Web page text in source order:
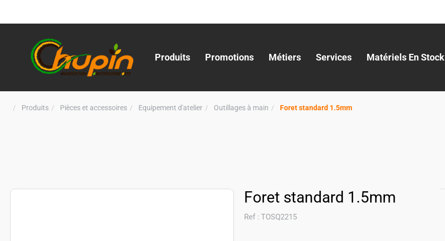
Produits Promotions Métiers Services Matériels En Stock
Produits Pièces et accessoires Equipement d'atelier Outillages à main Foret standard 1.5mm
Foret standard 1.5mm
Ref : TOSQ2215